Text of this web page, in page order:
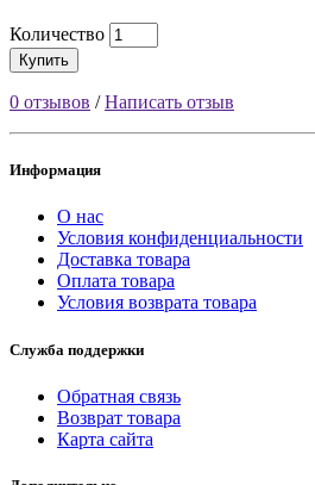
Количество
Купить
0 отзывов /Написать отзыв
Информация
О нас
Условия конфиденциальности
Доставка товара
Оплата товара
Условия возврата товара
Служба поддержки
Обратная связь
Возврат товара
Карта сайта